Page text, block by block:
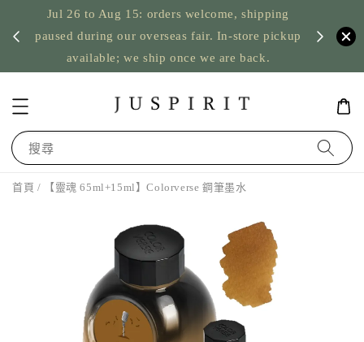
Jul 26 to Aug 15: orders welcome, shipping
paused during our overseas fair. In-store pickup
available; we ship once we are back.
US
搜尋
首頁 / 【靈魂 65ml+15ml】Colorverse 鋼筆墨水